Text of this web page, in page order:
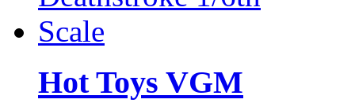
Hot Toys VGM